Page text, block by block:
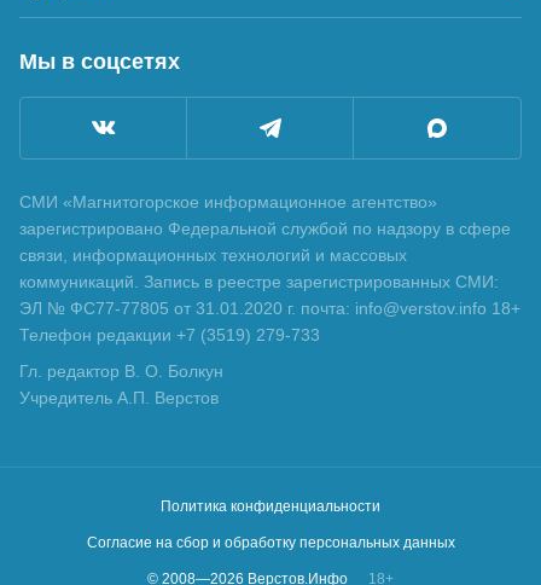
Мы в соцсетях
СМИ «Магнитогорское информационное агентство»
зарегистрировано Федеральной службой по надзору в сфере
связи, информационных технологий и массовых
коммуникаций. Запись в реестре зарегистрированных СМИ:
ЭЛ № ФС77-77805 от 31.01.2020 г. почта: info@verstov.info 18+
Телефон редакции +7 (3519) 279-733
Гл. редактор В. О. Болкун
Учредитель А.П. Верстов
Политика конфиденциальности
Согласие на сбор и обработку персональных данных
© 2008—2026 Верстов.Инфо 18+